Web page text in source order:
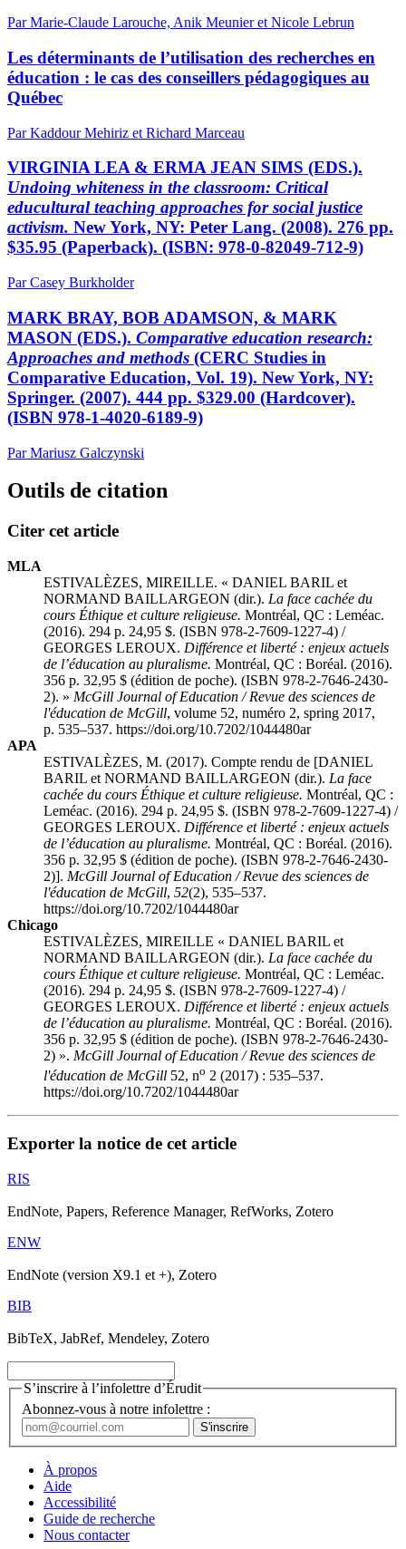
Par Marie-Claude Larouche, Anik Meunier et Nicole Lebrun
Les déterminants de l’utilisation des recherches en
éducation : le cas des conseillers pédagogiques au
Québec
Par Kaddour Mehiriz et Richard Marceau
VIRGINIA LEA & ERMA JEAN SIMS (EDS.).
Undoing whiteness in the classroom: Critical
educultural teaching approaches for social justice
activism. New York, NY: Peter Lang. (2008). 276 pp.
$35.95 (Paperback). (ISBN: 978-0-82049-712-9)
Par Casey Burkholder
MARK BRAY, BOB ADAMSON, & MARK
MASON (EDS.). Comparative education research:
Approaches and methods (CERC Studies in
Comparative Education, Vol. 19). New York, NY:
Springer. (2007). 444 pp. $329.00 (Hardcover).
(ISBN 978-1-4020-6189-9)
Par Mariusz Galczynski
Outils de citation
Citer cet article
MLA
ESTIVALÈZES, MIREILLE. « DANIEL BARIL et
NORMAND BAILLARGEON (dir.). La face cachée du
cours Éthique et culture religieuse. Montréal, QC : Leméac.
(2016). 294 p. 24,95 $. (ISBN 978-2-7609-1227-4) /
GEORGES LEROUX. Différence et liberté : enjeux actuels
de l’éducation au pluralisme. Montréal, QC : Boréal. (2016).
356 p. 32,95 $ (édition de poche). (ISBN 978-2-7646-2430-
2). » McGill Journal of Education / Revue des sciences de
l'éducation de McGill, volume 52, numéro 2, spring 2017,
p. 535–537. https://doi.org/10.7202/1044480ar
APA
ESTIVALÈZES, M. (2017). Compte rendu de [DANIEL
BARIL et NORMAND BAILLARGEON (dir.). La face
cachée du cours Éthique et culture religieuse. Montréal, QC :
Leméac. (2016). 294 p. 24,95 $. (ISBN 978-2-7609-1227-4) /
GEORGES LEROUX. Différence et liberté : enjeux actuels
de l’éducation au pluralisme. Montréal, QC : Boréal. (2016).
356 p. 32,95 $ (édition de poche). (ISBN 978-2-7646-2430-
2)]. McGill Journal of Education / Revue des sciences de
l'éducation de McGill, 52(2), 535–537.
https://doi.org/10.7202/1044480ar
Chicago
ESTIVALÈZES, MIREILLE « DANIEL BARIL et
NORMAND BAILLARGEON (dir.). La face cachée du
cours Éthique et culture religieuse. Montréal, QC : Leméac.
(2016). 294 p. 24,95 $. (ISBN 978-2-7609-1227-4) /
GEORGES LEROUX. Différence et liberté : enjeux actuels
de l’éducation au pluralisme. Montréal, QC : Boréal. (2016).
356 p. 32,95 $ (édition de poche). (ISBN 978-2-7646-2430-
2) ». McGill Journal of Education / Revue des sciences de
l'éducation de McGill 52, no 2 (2017) : 535–537.
https://doi.org/10.7202/1044480ar
Exporter la notice de cet article
RIS
EndNote, Papers, Reference Manager, RefWorks, Zotero
ENW
EndNote (version X9.1 et +), Zotero
BIB
BibTeX, JabRef, Mendeley, Zotero
S’inscrire à l’infolettre d’Érudit
Abonnez-vous à notre infolettre :
À propos
Aide
Accessibilité
Guide de recherche
Nous contacter